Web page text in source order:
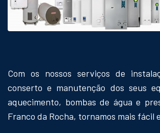
Com os nossos serviços de
conserto e manutenção dos seus
aquecimento, bombas de água e
Franco da Rocha, tornamos mais fácil